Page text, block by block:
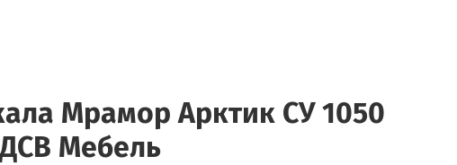
Мрамор Арктик СУ 1050
Мебель